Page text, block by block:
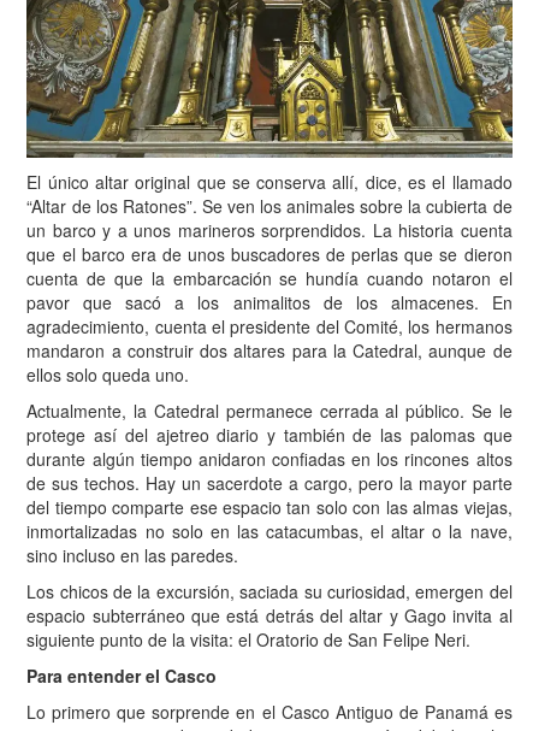
El único altar original que se conserva allí, dice, es el llamado
“Altar de los Ratones”. Se ven los animales sobre la cubierta de
un barco y a unos marineros sorprendidos. La historia cuenta
que el barco era de unos buscadores de perlas que se dieron
cuenta de que la embarcación se hundía cuando notaron el
pavor que sacó a los animalitos de los almacenes. En
agradecimiento, cuenta el presidente del Comité, los hermanos
mandaron a construir dos altares para la Catedral, aunque de
ellos solo queda uno.
Actualmente, la Catedral permanece cerrada al público. Se le
protege así del ajetreo diario y también de las palomas que
durante algún tiempo anidaron confiadas en los rincones altos
de sus techos. Hay un sacerdote a cargo, pero la mayor parte
del tiempo comparte ese espacio tan solo con las almas viejas,
inmortalizadas no solo en las catacumbas, el altar o la nave,
sino incluso en las paredes.
Los chicos de la excursión, saciada su curiosidad, emergen del
espacio subterráneo que está detrás del altar y Gago invita al
siguiente punto de la visita: el Oratorio de San Felipe Neri.
Para entender el Casco
Lo primero que sorprende en el Casco Antiguo de Panamá es